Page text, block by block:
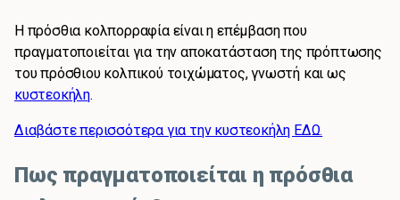
Η πρόσθια κολπορραφία είναι η επέμβαση που
πραγματοποιείται για την αποκατάσταση της πρόπτωσης
του πρόσθιου κολπικού τοιχώματος, γνωστή και ως
κυστεοκήλη.
Διαβάστε περισσότερα για την κυστεοκήλη ΕΔΩ.
Πως πραγματοποιείται η πρόσθια